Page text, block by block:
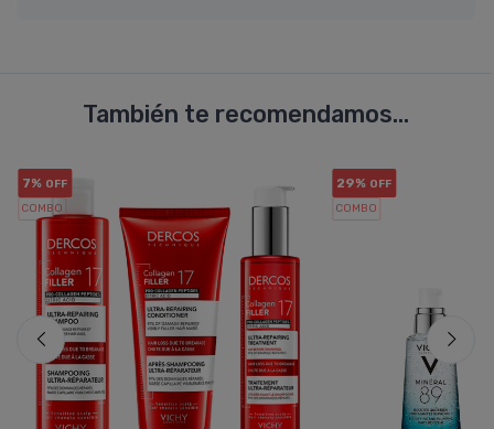
También te recomendamos...
7% OFF
COMBO
29% OFF
COMBO